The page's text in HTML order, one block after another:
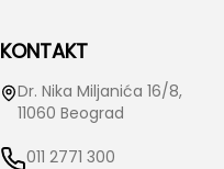
KONTAKT
Dr. Nika Miljanića 16/8,
11060 Beograd
011 2771 300